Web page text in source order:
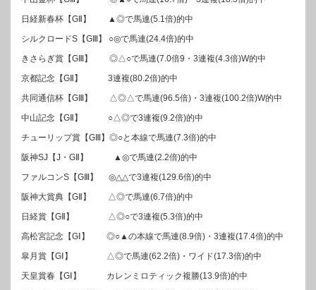
日経新春杯【GⅡ】 ▲◎で馬連(5.1倍)的中
シルクロードS【GⅢ】 ○◎で馬連(24.4倍)的中
きさらぎ賞【GⅢ】 ◎△○で馬連(7.0倍9・3連複(4.3倍)W的中
京都記念【GⅡ】 3連複(80.2倍)的中
共同通信杯【GⅢ】 △◎△で馬連(96.5倍)・3連複(100.2倍)W的中
中山記念【GⅡ】 ○△◎で3連複(9.2倍)的中
チューリップ賞【GⅢ】◎○と本線で馬連(7.3倍)的中
阪神SJ【J・GⅡ】 ▲◎で馬連(2.2倍)的中
ファルコンS【GⅢ】 ◎△△で3連複(129.6倍)的中
阪神大賞典【GⅡ】 △◎で馬連(6.7倍)的中
日経賞【GⅡ】 △◎○で3連複(5.3倍)的中
高松宮記念【GⅠ】 ◎○▲の本線で馬連(8.9倍)・3連複(17.4倍)的中
皐月賞【GⅠ】 △◎で馬連(62.2倍)・ワイド(17.3倍)的中
天皇賞春【GⅠ】 カレンミロティック複勝(13.9倍)的中